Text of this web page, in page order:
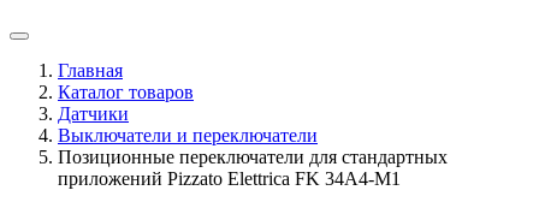
Главная
Каталог товаров
Датчики
Выключатели и переключатели
Позиционные переключатели для стандартных
приложений Pizzato Elettrica FK 34A4-M1